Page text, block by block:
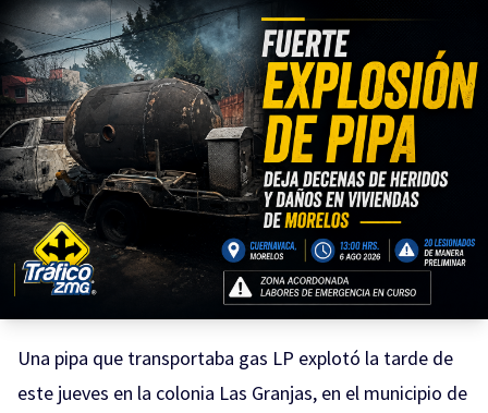
Una pipa que transportaba gas LP explotó la tarde de
este jueves en la colonia Las Granjas, en el municipio de